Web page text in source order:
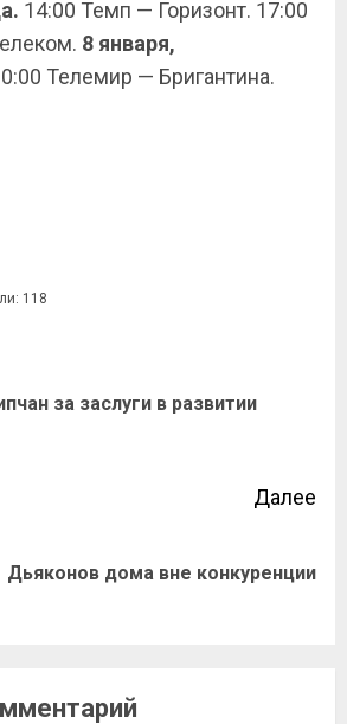
14:00 Темп — Горизонт. 17:00
8 января,
Телемир — Бригантина.
118
за заслуги в развитии
Далее
Дьяконов дома вне конкуренции